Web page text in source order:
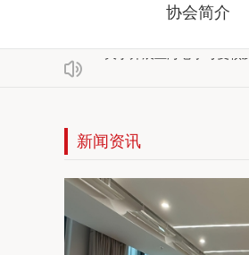
协会简介
关于组织安徽省老字号
关于开展上海老字号复核
关于安徽省老字号企业协
关于组织安徽省老字号企
新闻资讯